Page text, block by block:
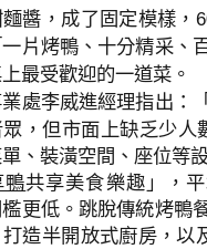
醬，成了固定模樣，
片烤鴨、十分精采、
最受歡迎的一道菜。
處李威進經理指出：
眾，但市面上缺乏少人
、裝潢空間、座位等
鴨共享美食樂趣」，
更低。跳脫傳統烤鴨
造半開放式廚房，以